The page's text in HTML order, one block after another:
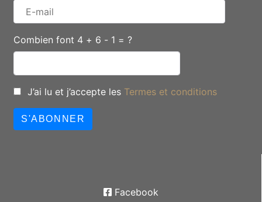
Combien font 4 + 6 - 1 = ?
J’ai lu et j’accepte les Termes et conditions
S'ABONNER
Facebook